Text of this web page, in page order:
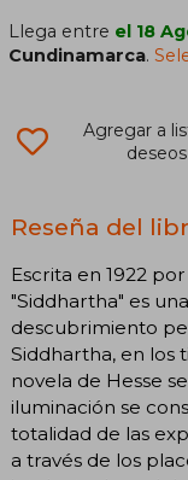
Llega entre el 18
Cundinamarca.
Agregar a
deseos
Reseña del
Escrita en 1922
"Siddhartha" es
descubrimiento
Siddhartha, en los
novela de Hesse
iluminación se
totalidad de las
a través de los